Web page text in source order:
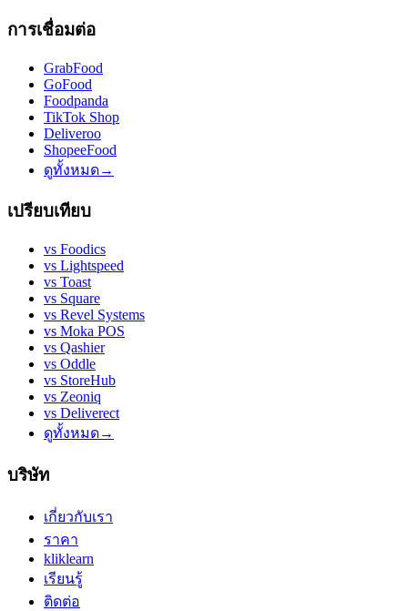
การเชื่อมต่อ
GrabFood
GoFood
Foodpanda
TikTok Shop
Deliveroo
ShopeeFood
ดูทั้งหมด→
เปรียบเทียบ
vs Foodics
vs Lightspeed
vs Toast
vs Square
vs Revel Systems
vs Moka POS
vs Qashier
vs Oddle
vs StoreHub
vs Zeoniq
vs Deliverect
ดูทั้งหมด→
บริษัท
เกี่ยวกับเรา
ราคา
kliklearn
เรียนรู้
ติดต่อ